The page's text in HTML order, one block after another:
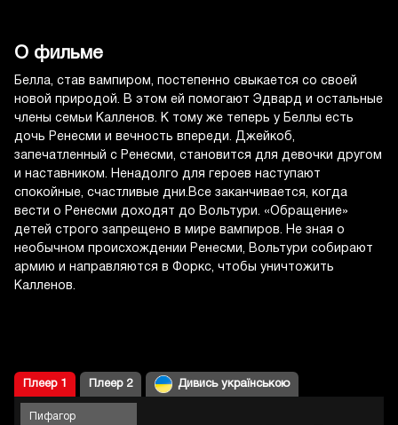
О фильме
Белла, став вампиром, постепенно свыкается со своей
новой природой. В этом ей помогают Эдвард и остальные
члены семьи Калленов. К тому же теперь у Беллы есть
дочь Ренесми и вечность впереди. Джейкоб,
запечатленный с Ренесми, становится для девочки другом
и наставником. Ненадолго для героев наступают
спокойные, счастливые дни.Все заканчивается, когда
вести о Ренесми доходят до Вольтури. «Обращение»
детей строго запрещено в мире вампиров. Не зная о
необычном происхождении Ренесми, Вольтури собирают
армию и направляются в Форкс, чтобы уничтожить
Калленов.
Плеер 1 Плеер 2 Дивись українською
Пифагор